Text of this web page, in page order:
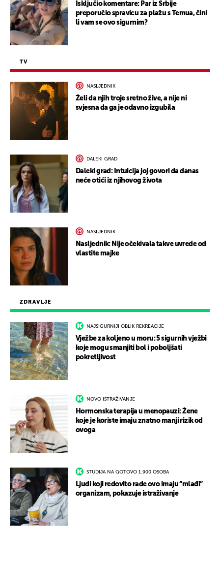
ZDRAVLJE
NAJSIGURNIJI OBLIK REKREACIJE
Vježbe za koljeno u moru: 5 sigurnih vježbi
koje mogu smanjiti bol i poboljšati
pokretljivost
NOVO ISTRAŽIVANJE
Hormonska terapija u menopauzi: Žene
koje je koriste imaju znatno manji rizik od
ovoga
STUDIJA NA GOTOVO 1.900 OSOBA
Ljudi koji redovito rade ovo imaju “mlađi”
organizam, pokazuje istraživanje
Isključio komentare: Par iz Srbije
preporučio spravicu za plažu s Temua, čini
li vam se ovo sigurnim?
TV
NASLJEDNIK
Želi da njih troje sretno žive, a nije ni
svjesna da ga je odavno izgubila
DALEKI GRAD
Daleki grad: Intuicija joj govori da danas
neće otići iz njihovog života
NASLJEDNIK
Nasljednik: Nije očekivala takve uvrede od
vlastite majke